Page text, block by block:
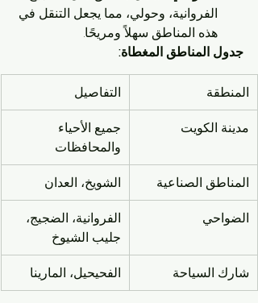
الفروانية، وحولي، مما يجعل التنقل في
هذه المناطق سهلاً ومريحًا.
جدول المناطق المغطاة:
المنطقة
التفاصيل
مدينة الكويت
جميع الأحياء
والمحافظات
المناطق الصناعية
الشويخ، العدان
الضواحي
الفروانية، الضجيج،
جليب الشيوخ
شارك السياحة
الفحيحيل، المارينا